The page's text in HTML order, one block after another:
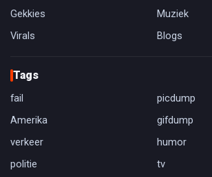
Gekkies
Muziek
Virals
Blogs
Tags
fail
picdump
Amerika
gifdump
verkeer
humor
politie
tv